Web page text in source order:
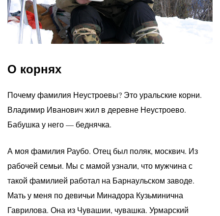
О корнях
Почему фамилия Неустроевы? Это уральские корни.
Владимир Иванович жил в деревне Неустроево.
Бабушка у него — беднячка.
А моя фамилия Раубо. Отец был поляк, москвич. Из
рабочей семьи. Мы с мамой узнали, что мужчина с
такой фамилией работал на Барнаульском заводе.
Мать у меня по девичьи Минадора Кузьминична
Гаврилова. Она из Чувашии, чувашка. Урмарский